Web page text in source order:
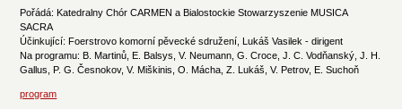
Pořádá: Katedralny Chór CARMEN a Bialostockie Stowarzyszenie MUSICA
SACRA
Účinkující: Foerstrovo komorní pěvecké sdružení, Lukáš Vasilek - dirigent
Na programu: B. Martinů, E. Balsys, V. Neumann, G. Croce, J. C. Vodňanský, J. H.
Gallus, P. G. Česnokov, V. Miškinis, O. Mácha, Z. Lukáš, V. Petrov, E. Suchoň
program